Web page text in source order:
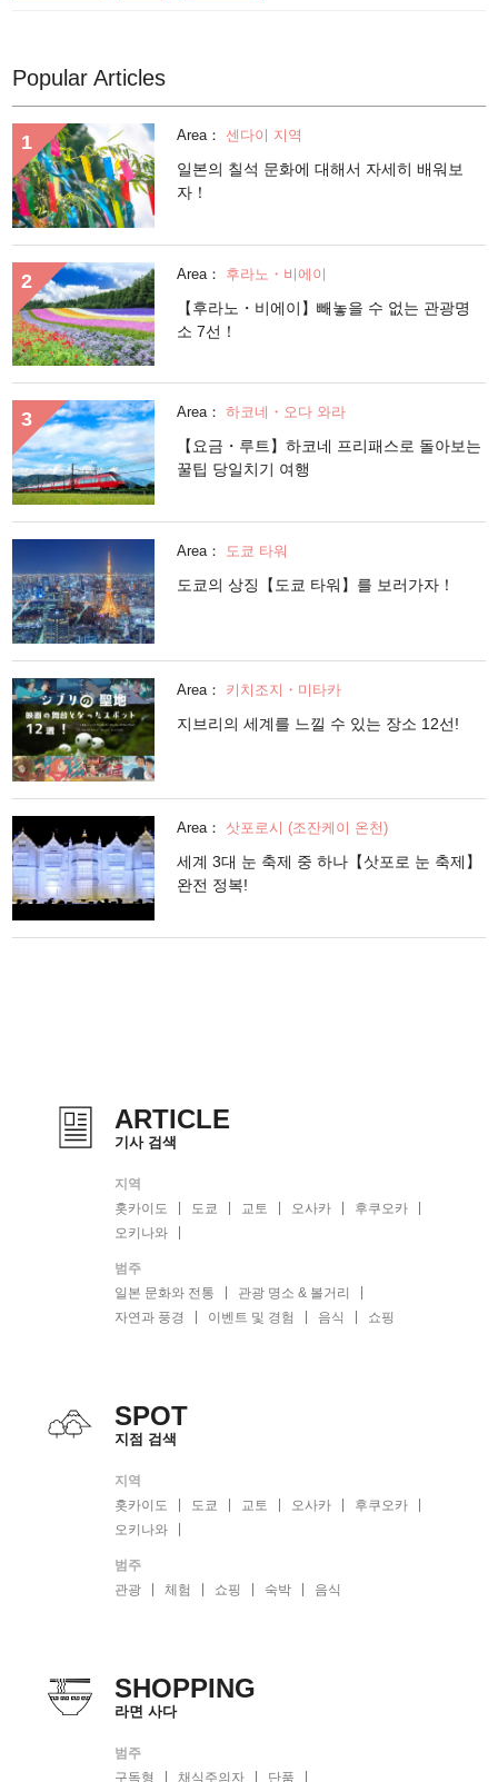
Popular Articles
Area： 센다이 지역
일본의 칠석 문화에 대해서 자세히 배워보
자！
Area： 후라노・비에이
【후라노・비에이】빼놓을 수 없는 관광명
소 7선！
Area： 하코네・오다 와라
【요금・루트】하코네 프리패스로 돌아보는
꿀팁 당일치기 여행
Area： 도쿄 타워
도쿄의 상징【도쿄 타워】를 보러가자！
Area： 키치조지・미타카
지브리의 세계를 느낄 수 있는 장소 12선!
Area： 삿포로시 (조잔케이 온천)
세계 3대 눈 축제 중 하나【삿포로 눈 축제】
완전 정복!
ARTICLE
기사 검색
지역
홋카이도
도쿄 교토 오사카
후쿠오카
오키나와
범주
일본 문화와 전통
관광 명소 & 볼거리
자연과 풍경
이벤트 및 경험 음식 쇼핑
SPOT
지점 검색
지역
홋카이도
도쿄 교토 오사카
후쿠오카
오키나와
범주
관광
체험 쇼핑 숙박 음식
SHOPPING
라면 사다
범주
구독형
채식주의자 단품